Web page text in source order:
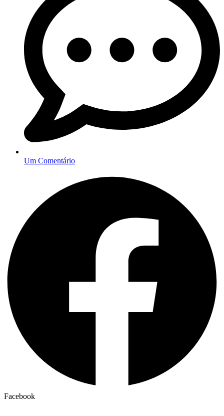
Um Comentário
Facebook